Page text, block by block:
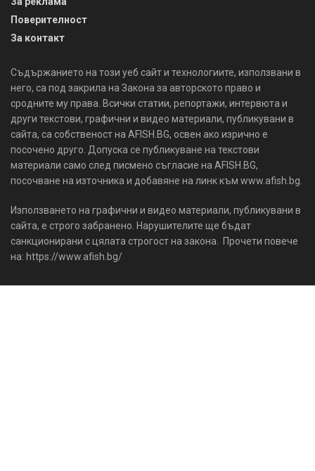
Поверителност
За контакт
Съдържанието на този уеб сайт и технологиите, използвани в
него, са под закрила на Закона за авторското право и
сродните му права. Всички статии, репортажи, интервюта и
други текстови, графични и видео материали, публикувани в
сайта, са собственост на AFISH.BG, освен ако изрично е
посочено друго. Допуска се публикуване на текстови
материали само след писмено съгласие на AFISH.BG,
посочване на източника и добавяне на линк към www.afish.bg.
Използването на графични и видео материали, публикувани в
сайта, е строго забранено. Нарушителите ще бъдат
санкционирани с цялата строгост на закона. Прочети повече
на: https://www.afish.bg/